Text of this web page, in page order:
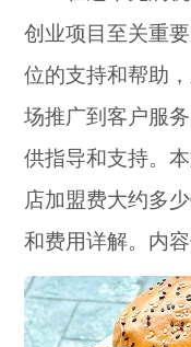
创业项目至关重
位的支持和帮助
场推广到客户服
供指导和支持。
店加盟费大约多
和费用详解。内容